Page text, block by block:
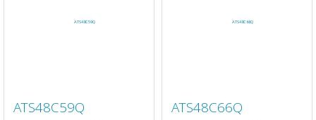
ATS48C59Q ATS48C66Q